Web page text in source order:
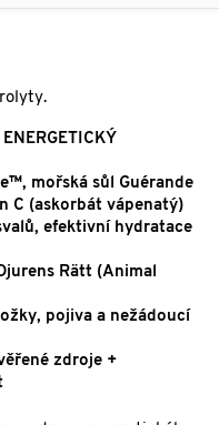
mořská sůl Guérande
C (askorbát vápenatý)
efektivní hydratace
Rätt (Animal
pojiva a nežádoucí
zdroje +